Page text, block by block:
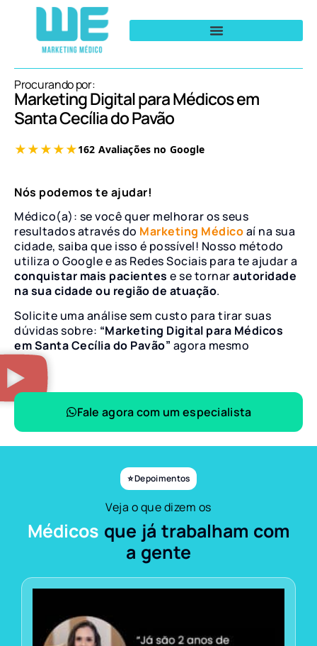
Procurando por:
Marketing Digital para Médicos em
Santa Cecília do Pavão
Nós podemos te ajudar!
Médico(a): se você quer melhorar os seus
resultados através do Marketing Médicoaí na sua
cidade, saiba que isso é possível! Nosso método
utiliza o Google e as Redes Sociais para te ajudar a
conquistar mais pacientes e se tornarautoridade
na sua cidade ou região de atuação.
Solicite uma análise sem custo para tirar suas
dúvidas sobre: “Marketing Digital para Médicos
em Santa Cecília do Pavão” agora mesmo
Fale agora com um especialista
⭐ Depoimentos
Veja o que dizem os
Médicos que já trabalham com
a gente